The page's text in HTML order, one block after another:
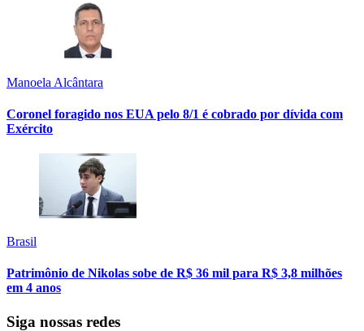
Manoela Alcântara
Coronel foragido nos EUA pelo 8/1 é cobrado por dívida com
Exército
Brasil
Patrimônio de Nikolas sobe de R$ 36 mil para R$ 3,8 milhões
em 4 anos
Siga nossas redes